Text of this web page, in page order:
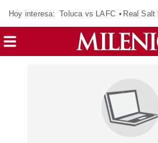
Hoy interesa: Toluca vs LAFC Real Salt